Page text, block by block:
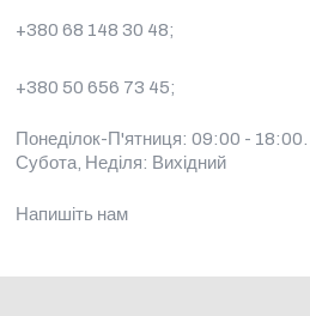
+380 68 148 30 48;
+380 50 656 73 45;
Понеділок-П'ятниця: 09:00 - 18:00.
Субота, Неділя: Вихідний
Напишіть нам